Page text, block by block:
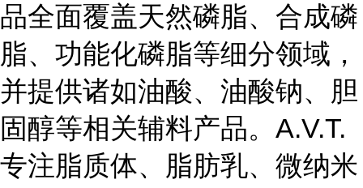
品全面覆盖天然磷脂、合成磷
脂、功能化磷脂等细分领域，
并提供诸如油酸、油酸钠、胆
固醇等相关辅料产品。A.V.T.
专注脂质体、脂肪乳、微纳米